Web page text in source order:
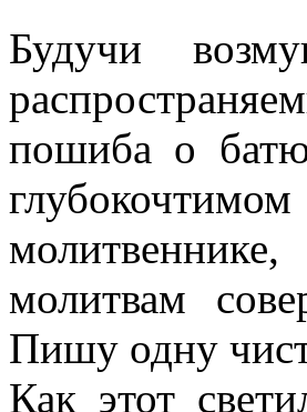
Будучи
пошиба о
молитвам
Пишу одну
Как этот